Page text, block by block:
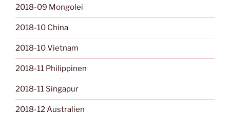
2018-09 Mongolei
2018-10 China
2018-10 Vietnam
2018-11 Philippinen
2018-11 Singapur
2018-12 Australien